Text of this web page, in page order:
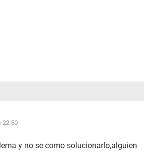
22:50
y no se como solucionarlo,alguien